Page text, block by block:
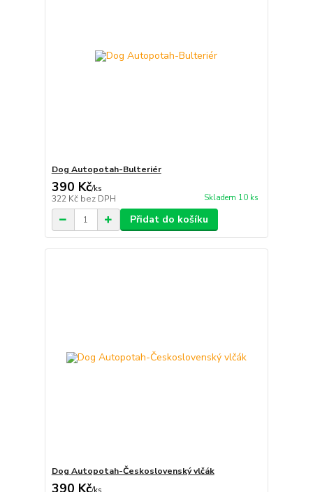
Dog Autopotah-Bulteriér
390 Kč/ks
322 Kč bez DPH Skladem 10 ks
Přidat do košíku
Dog Autopotah-Československý vlčák
390 Kč